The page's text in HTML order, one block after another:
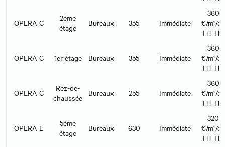
OPERA C
2ème
étage
Bureaux 355 Immédiate
360
€/m²/an
HT HC
OPERA C 1er étage Bureaux 355 Immédiate
360
€/m²/an
HT HC
OPERA C
Rez-de-
chaussée
Bureaux 255 Immédiate
360
€/m²/an
HT HC
OPERA E
5ème
étage
Bureaux 630 Immédiate
320
€/m²/an
HT HC